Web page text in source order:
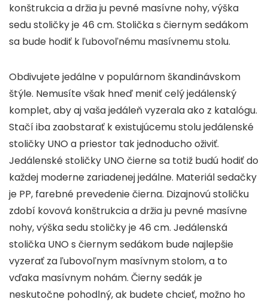
konštrukcia a držia ju pevné masívne nohy, výška
sedu stoličky je 46 cm. Stolička s čiernym sedákom
sa bude hodiť k ľubovoľnému masívnemu stolu.
Obdivujete jedálne v populárnom škandinávskom
štýle. Nemusíte však hneď meniť celý jedálenský
komplet, aby aj vaša jedáleň vyzerala ako z katalógu.
Stačí iba zaobstarať k existujúcemu stolu jedálenské
stoličky UNO a priestor tak jednoducho oživiť.
Jedálenské stoličky UNO čierne sa totiž budú hodiť do
každej moderne zariadenej jedálne. Materiál sedačky
je PP, farebné prevedenie čierna. Dizajnovú stoličku
zdobí kovová konštrukcia a držia ju pevné masívne
nohy, výška sedu stoličky je 46 cm. Jedálenská
stolička UNO s čiernym sedákom bude najlepšie
vyzerať za ľubovoľnym masívnym stolom, a to
vďaka masívnym nohám. Čierny sedák je
neskutočne pohodlný, ak budete chcieť, možno ho